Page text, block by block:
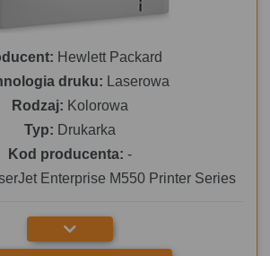
Hewlett Packard
druku: Laserowa
Rodzaj: Kolorowa
Typ: Drukarka
Kod producenta: -
Enterprise M550 Printer Series